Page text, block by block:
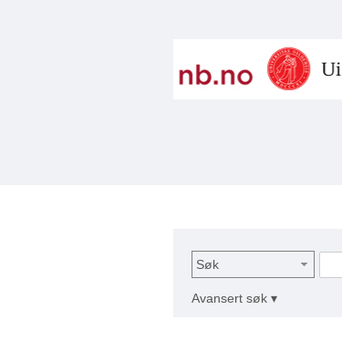
Søk
Avansert søk ▾